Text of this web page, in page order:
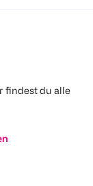
findest du alle